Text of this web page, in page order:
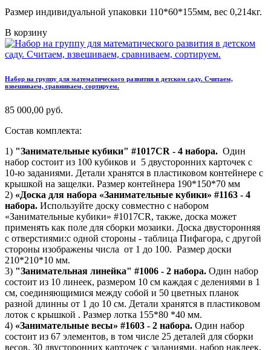
Размер индивидуальной упаковки 110*60*155мм, вес 0,214кг.
В корзину
Набор на группу для математического развития в детском саду. Считаем,
взвешиваем, сравниваем, сортируем.
85 000,00 руб.
Состав комплекта:
1) "Занимательные кубики" #1017CR - 4 набора. Один
набор состоит из 100 кубиков и 5 двусторонних карточек с
10-ю заданиями. Детали хранятся в пластиковом контейнере с
крышкой на защелки. Размер контейнера 190*150*70 мм
2) «Доска для набора «Занимательные кубики» #1163 - 4
набора. Используйте доску совместно с набором
«Занимательные кубики» #1017CR, также, доска может
применять как поле для сборки мозаики. Доска двусторонняя
с отверстиями:с одной стороны - таблица Пифагора, с другой
стороны изображены числа от 1 до 100. Размер доски
210*210*10 мм.
3) "Занимательная линейка" #1006 - 2 набора. Один набор
состоит из 10 линеек, размером 10 см каждая с делениями в 1
см, соединяющимися между собой и 50 цветных планок
разной длинны от 1 до 10 см. Детали хранятся в пластиковом
лоток с крышкой . Размер лотка 155*80 *40 мм.
4) «Занимательные весы» #1603 - 2 набора. Один набор
состоит из 67 элементов, в том числе 25 деталей для сборки
весов, 30 двусторонних карточек с заданиями, набор наклеек,